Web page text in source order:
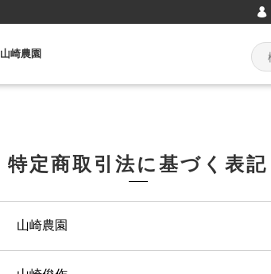
山崎農園
特定商取引法に基づく表記
山崎農園